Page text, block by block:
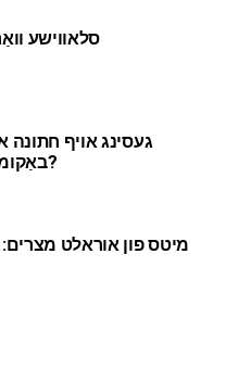
סלאווישע
געסינג אויף חתונה
באַקומען כאַסענע געהאַט?
מיטס פון אוראלט מצרים: